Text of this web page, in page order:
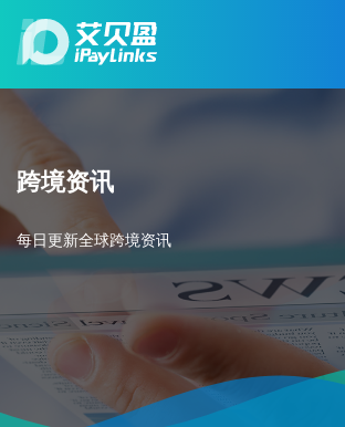
跨境资讯
每日更新全球跨境资讯